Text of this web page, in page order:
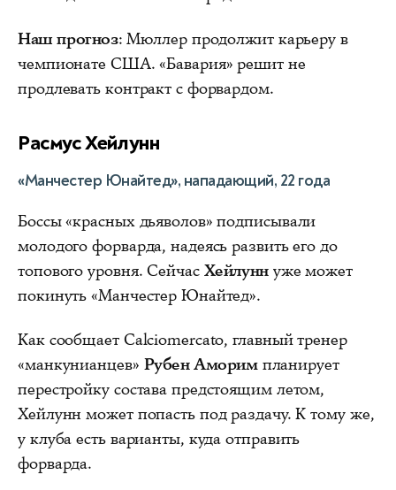
Наш прогноз: Мюллер продолжит карьеру в
чемпионате США. «Бавария» решит не
продлевать контракт с форвардом.
Расмус Хейлунн
«Манчестер Юнайтед», нападающий, 22 года
Боссы «красных дьяволов» подписывали
молодого форварда, надеясь развить его до
топового уровня. Сейчас Хейлуннуже может
покинуть «Манчестер Юнайтед».
Как сообщает Calciomercato, главный тренер
«манкунианцев» Рубен Аморимпланирует
перестройку состава предстоящим летом,
Хейлунн может попасть под раздачу. К тому же,
у клуба есть варианты, куда отправить
форварда.